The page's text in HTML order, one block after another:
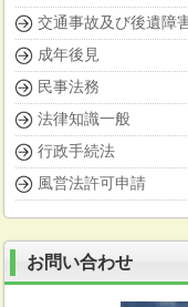
交通事故及び後遺障
成年後見
民事法務
法律知識一般
行政手続法
風営法許可申請
お問い合わせ